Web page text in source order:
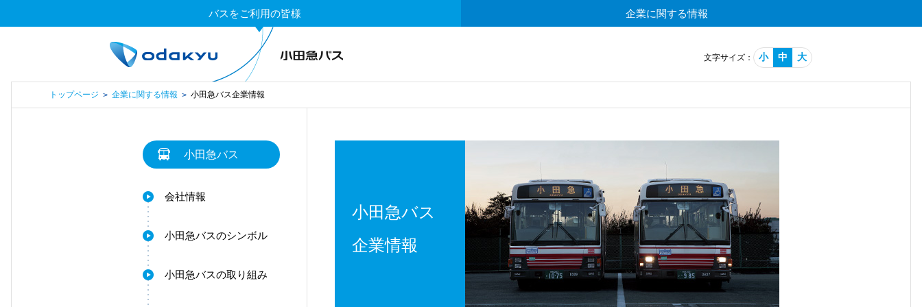
バスをご利用の皆様 企業に関する情報
文字サイズ： 小 中 大
トップページ > 企業に関する情報 > 小田急バス企業情報
小田急バス
企業情報
小田急バス
会社情報
小田急バスのシンボル
小田急バスの取り組み